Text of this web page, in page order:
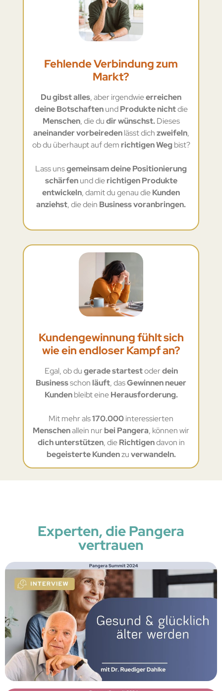
Fehlende Verbindung zum
Markt?
Du gibst alles, aber irgendwieerreichen
deine BotschaftenundProdukte nichtdie
Menschen, die dudir wünschst.Dieses
aneinander vorbeiredenlässt dichzweifeln,
ob du überhaupt auf dem richtigen Wegbist?
Lass unsgemeinsam deine Positionierung
schärfenund dierichtigen Produkte
entwickeln, damit du genau dieKunden
anziehst, die dein Business voranbringen.
Kundengewinnung fühlt sich
wie ein endloser Kampf an?
Egal, ob dugerade startestoderdein
Businessschon läuft, dasGewinnen neuer
Kundenbleibt eineHerausforderung.
Mit mehr als170.000interessierten
Menschenallein nurbei Pangera, können wir
dich unterstützen, dieRichtigendavon in
begeisterte Kundenzuverwandeln.
Experten, die Pangera
vertrauen